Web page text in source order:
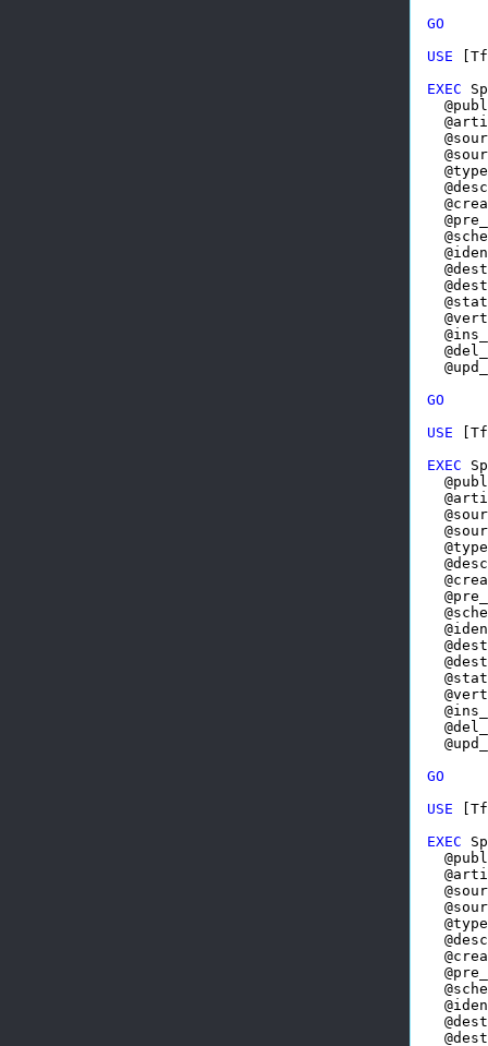
GO
USE
EXEC
GO
USE
EXEC
GO
USE
EXEC